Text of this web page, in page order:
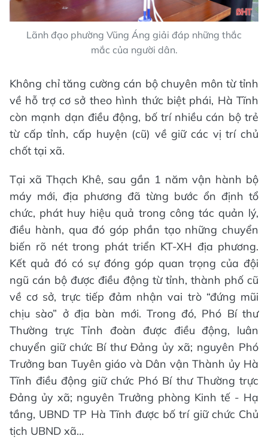
Lãnh đạo phường Vũng Áng giải đáp những thắc
mắc của người dân.
Không chỉ tăng cường cán bộ chuyên môn từ tỉnh
về hỗ trợ cơ sở theo hình thức biệt phái, Hà Tĩnh
còn mạnh dạn điều động, bố trí nhiều cán bộ trẻ
từ cấp tỉnh, cấp huyện (cũ) về giữ các vị trí chủ
chốt tại xã.
Tại xã Thạch Khê, sau gần 1 năm vận hành bộ
máy mới, địa phương đã từng bước ổn định tổ
chức, phát huy hiệu quả trong công tác quản lý,
điều hành, qua đó góp phần tạo những chuyển
biến rõ nét trong phát triển KT-XH địa phương.
Kết quả đó có sự đóng góp quan trọng của đội
ngũ cán bộ được điều động từ tỉnh, thành phố cũ
về cơ sở, trực tiếp đảm nhận vai trò “đứng mũi
chịu sào” ở địa bàn mới. Trong đó, Phó Bí thư
Thường trực Tỉnh đoàn được điều động, luân
chuyển giữ chức Bí thư Đảng ủy xã; nguyên Phó
Trưởng ban Tuyên giáo và Dân vận Thành ủy Hà
Tĩnh điều động giữ chức Phó Bí thư Thường trực
Đảng ủy xã; nguyên Trưởng phòng Kinh tế - Hạ
tầng, UBND TP Hà Tĩnh được bố trí giữ chức Chủ
tịch UBND xã…